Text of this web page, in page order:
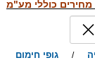
כוללי מע"מ
גופי חימום